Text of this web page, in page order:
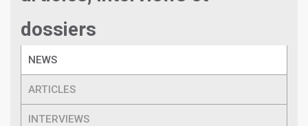
dossiers
NEWS
ARTICLES
INTERVIEWS